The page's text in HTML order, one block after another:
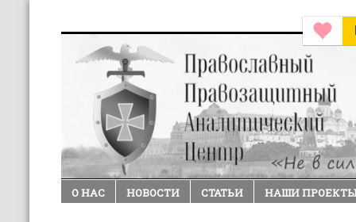
О НАС НОВОСТИ СТАТЬИ НАШИ